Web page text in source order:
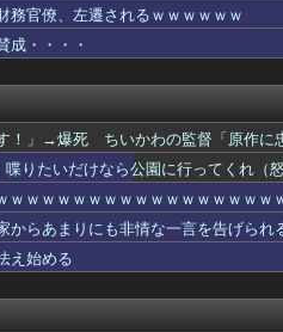
ローさん。（結局飲んでしまう）
「レジェンドコンペ ラウン...
ールや！」
なるｗｗｗｗｗ
泉進次郎にガチギレ 痛烈な風刺漫...
フリンしたのよ！」私「DNA鑑...
止でTシャツ素材wwwwwww...
持たない29万人がポイント給付...
に負けたのか・・・
ｗｗｗｗｗｗｗwwww
みそうwwwwwwwwwwww...
務官僚、左遷されるｗｗｗｗｗｗ
成・・・・
！」→爆死 ちいかわの監督「原作に
りたいだけなら公園に行ってくれ（怒
ｗｗｗｗｗｗｗｗｗｗｗｗｗｗｗｗｗ
からあまりにも非情な一言を告げられ
え始める